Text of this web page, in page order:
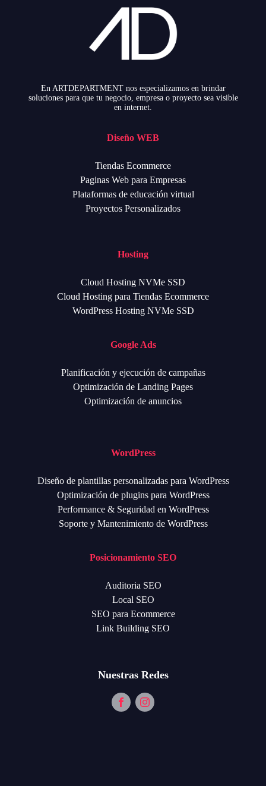
En ARTDEPARTMENT nos especializamos en brindar
soluciones para que tu negocio, empresa o proyecto sea visible
en internet.
Diseño WEB
Tiendas Ecommerce
Paginas Web para Empresas
Plataformas de educación virtual
Proyectos Personalizados
Hosting
Cloud Hosting NVMe SSD
Cloud Hosting para Tiendas Ecommerce
WordPress Hosting NVMe SSD
Google Ads
Planificación y ejecución de campañas
Optimización de Landing Pages
Optimización de anuncios
WordPress
Diseño de plantillas personalizadas para WordPress
Optimización de plugins para WordPress
Performance & Seguridad en WordPress
Soporte y Mantenimiento de WordPress
Posicionamiento SEO
Auditoria SEO
Local SEO
SEO para Ecommerce
Link Building SEO
Nuestras Redes